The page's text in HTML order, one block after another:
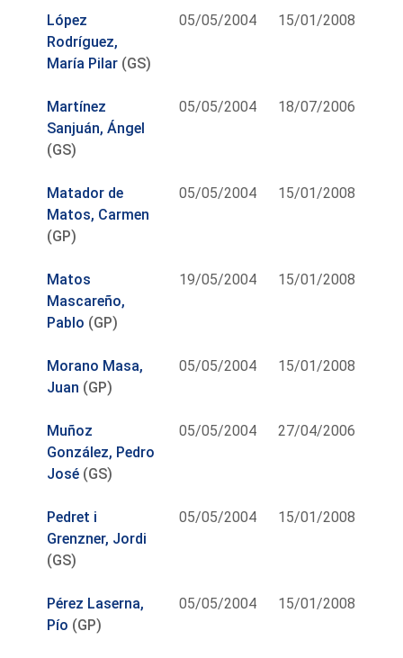
López
Rodríguez,
María Pilar (GS)
05/05/2004 15/01/2008
Martínez
Sanjuán, Ángel
(GS)
05/05/2004 18/07/2006
Matador de
Matos, Carmen
(GP)
05/05/2004 15/01/2008
Matos
Mascareño,
Pablo (GP)
19/05/2004 15/01/2008
Morano Masa,
Juan (GP)
05/05/2004 15/01/2008
Muñoz
González, Pedro
José (GS)
05/05/2004 27/04/2006
Pedret i
Grenzner, Jordi
(GS)
05/05/2004 15/01/2008
Pérez Laserna,
Pío (GP)
05/05/2004 15/01/2008